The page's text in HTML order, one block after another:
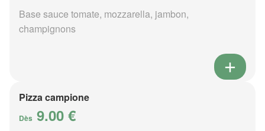
Base sauce tomate, mozzarella, jambon,
champignons
Pizza campione
Dès 9.00 €